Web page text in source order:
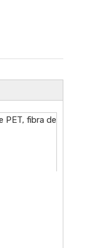
PET, fibra de